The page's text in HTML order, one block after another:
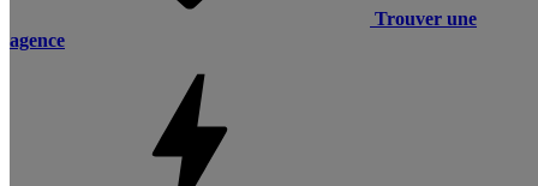
Trouver une
agence